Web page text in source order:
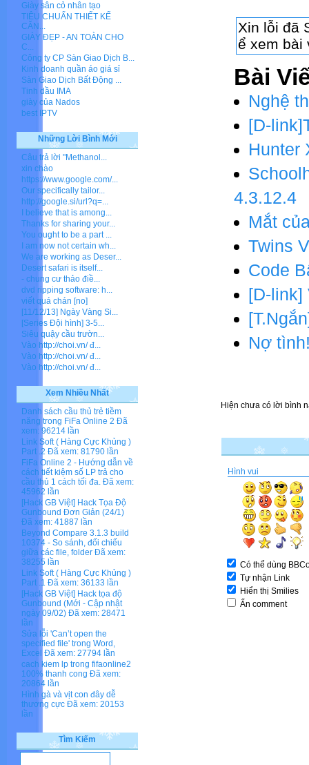
Bài
Nghệ
[D-
Hunter
4.3.12.4
Mắt
Twins
Code
[D-link]
Nợ
Hiện chưa có lời bình
Hình vui
Có thể dùng
Tự nhận Link
Hiển thị Smilies
Ẩn comment
Giày sân cỏ nhân tạo
TIÊU CHUẨN THIẾT KẾ
CĂN...
GIÀY ĐẸP - AN TOÀN CHO
C...
Công ty CP Sàn Giao Dịch B...
Kinh doanh quần áo giá sỉ
Sàn Giao Dịch Bất Động ...
Tinh dầu IMA
giày của Nados
best IPTV
Những Lời Bình Mới
Câu trả lời "Methanol...
xin chào
https://www.google.com/...
Our specifically tailor...
http://google.si/url?q=...
I believe that is among...
Thanks for sharing your...
You ought to be a part ...
I am now not certain wh...
We are working as Deser...
Desert safari is itself...
- chung cư thảo điề...
dvd ripping software: h...
viết quá chán [no]
[11/12/13] Ngày Vàng Si...
[Series Đội hình] 3-5...
Siêu quậy cầu trườn...
Vào http://choi.vn/ đ...
Vào http://choi.vn/ đ...
Vào http://choi.vn/ đ...
Xem Nhiều Nhất
Danh sách cầu thủ trẻ tiềm
năng trong FiFa Online 2 Đã
xem: 96214 lần
Link Soft ( Hàng Cực Khủng )
Part .2 Đã xem: 81790 lần
FiFa Online 2 - Hướng dẫn về
cách tiết kiệm số LP trả cho
cầu thủ 1 cách tối đa. Đã xem:
45962 lần
[Hack GB Việt] Hack Tọa Độ
Gunbound Đơn Giản (24/1)
Đã xem: 41887 lần
Beyond Compare 3.1.3 build
10374 - So sánh, đối chiếu
giữa các file, folder Đã xem:
38255 lần
Link Soft ( Hàng Cực Khủng )
Part .1 Đã xem: 36133 lần
[Hack GB Việt] Hack tọa độ
Gunbound (Mới - Cập nhật
ngày 09/02) Đã xem: 28471
lần
Sửa lỗi 'Can’t open the
specified file' trong Word,
Excel Đã xem: 27794 lần
cach kiem lp trong fifaonline2
100% thanh cong Đã xem:
20864 lần
Hình gà và vịt con đây dễ
thương cực Đã xem: 20153
lần
Tìm Kiếm